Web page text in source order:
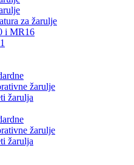
za žarulje
i MR16
žarulje
žarulja
žarulje
žarulja